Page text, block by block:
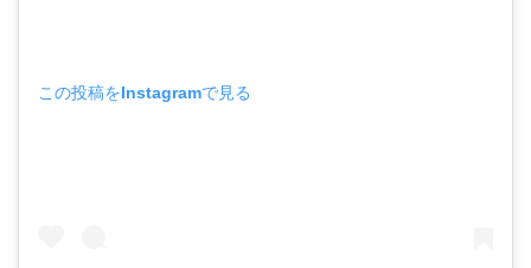
この投稿をInstagramで見る